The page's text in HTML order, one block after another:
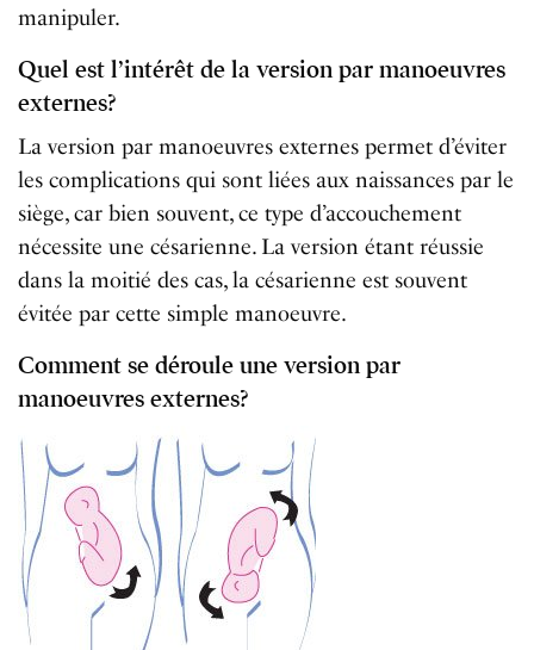
manipuler.
Quel est l’intérêt de la version par manoeuvres
externes?
La version par manoeuvres externes permet d’éviter
les complications qui sont liées aux naissances par le
siège, car bien souvent, ce type d’accouchement
nécessite une césarienne. La version étant réussie
dans la moitié des cas, la césarienne est souvent
évitée par cette simple manoeuvre.
Comment se déroule une version par
manoeuvres externes?